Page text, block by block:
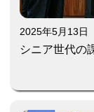
2025年5月13日
シニア世代の